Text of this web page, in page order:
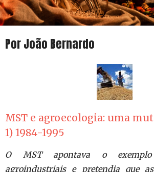
Por João Bernardo
MST e agroecologia: uma
1) 1984-1995
O MST apontava o
agroindustriais e pretendia que